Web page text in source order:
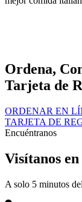
Ordena,
Tarjeta de
ORDENAR EN
TARJETA DE
Encuéntranos
Visítanos
A solo 5 minutos